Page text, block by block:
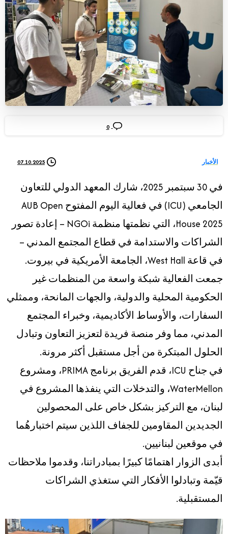
0
الأخبار 07.10.2025
في 30 سبتمبر 2025، شارك المعهد الدولي للتعاون
الجامعي (ICU) في فعالية اليوم المفتوح AUB Open
House 2025، التي نظمتها منظمة NGOi – إعادة تصور
الشراكات والاستدامة في قطاع المجتمع المدني –
في قاعة West Hall، الجامعة الأمريكية في بيروت.
جمعت الفعالية شبكة واسعة من المنظمات غير
الحكومية المحلية والدولية، والجهات المانحة، وممثلي
السفارات، والأوساط الأكاديمية، وخبراء المجتمع
المدني، مما وفر منصة فريدة لتعزيز التعاون وتبادل
الحلول المبتكرة من أجل مستقبل أكثر مرونة.
في جناح ICU، قدم الفريق برنامج PRIMA، ومشروع
WaterMellon، والتدخلات التي ينفذها المشروع في
لبنان، مع التركيز بشكل خاص على المحصولين
الجديدين المقاومين للجفاف اللذين سيتم اختبارهُما
في موقعين لبنانيين.
أبدى الزوار اهتمامًا كبيرًا بمبادراتنا، وقدموا ملاحظات
قيّمة وتبادلوا الأفكار التي ستغذي الشراكات
المستقبلية.